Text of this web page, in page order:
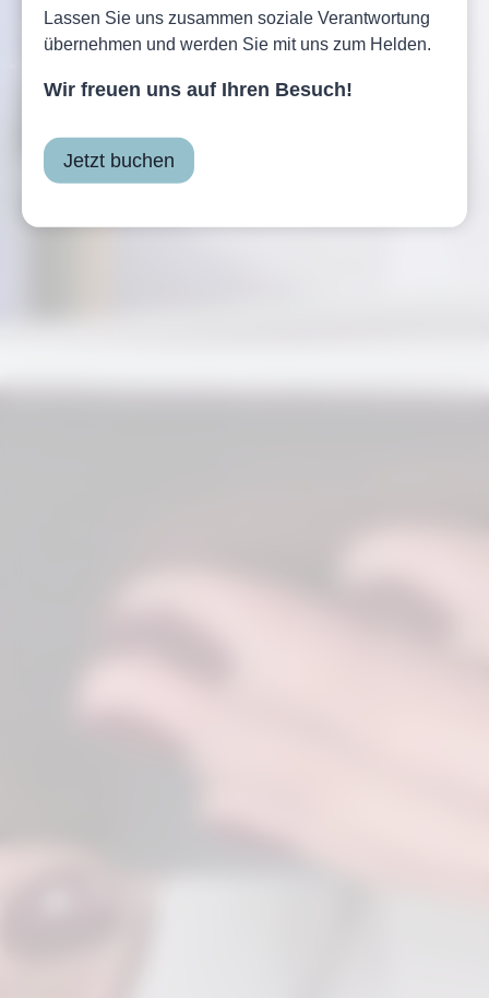
Termin buchen
Wir sind
Lassen Sie uns zusammen soziale Verantwortung
übernehmen und werden Sie mit uns zum Helden.
Wir freuen uns auf Ihren Besuch!
Jetzt buchen